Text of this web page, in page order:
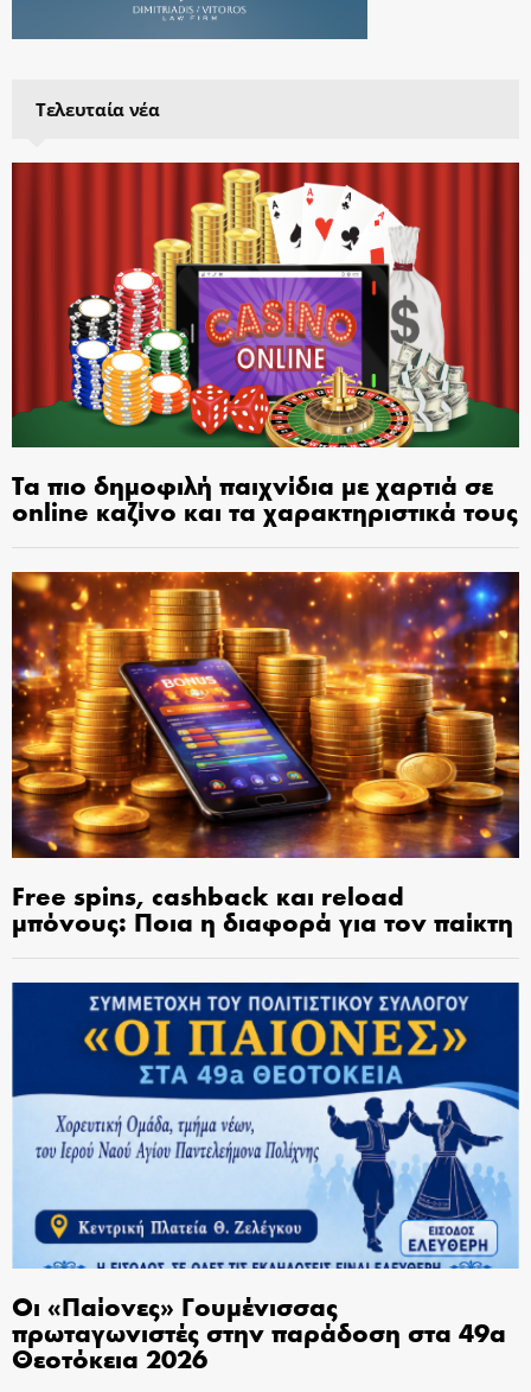
Τελευταία νέα
Τα πιο δημοφιλή παιχνίδια με χαρτιά σε
online καζίνο και τα χαρακτηριστικά τους
Free spins, cashback και reload
μπόνους: Ποια η διαφορά για τον παίκτη
Οι «Παίονες» Γουμένισσας
πρωταγωνιστές στην παράδοση στα 49α
Θεοτόκεια 2026